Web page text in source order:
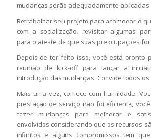
mudanças serão adequadamente aplicadas.
Retrabalhar seu projeto para acomodar o
com a socialização. revisitar algumas
para o ateste de que suas preocupações
Depois de ter feito isso, você está pronto
reunião de kick-off para lançar a
introdução das mudanças. Convide todos
Mais uma vez, comece com humildade.
prestação de serviço não foi eficiente,
fazer mudanças para melhorar e
envolvidos considerando que os recursos
infinitos e alguns compromissos tem